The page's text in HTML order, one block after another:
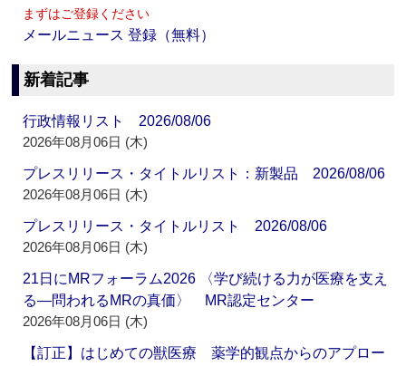
まずはご登録ください
メールニュース 登録（無料）
新着記事
行政情報リスト 2026/08/06
2026年08月06日 (木)
プレスリリース・タイトルリスト：新製品 2026/08/06
2026年08月06日 (木)
プレスリリース・タイトルリスト 2026/08/06
2026年08月06日 (木)
21日にMRフォーラム2026 〈学び続ける力が医療を支え
る―問われるMRの真価〉 MR認定センター
2026年08月06日 (木)
【訂正】はじめての獣医療 薬学的観点からのアプロー